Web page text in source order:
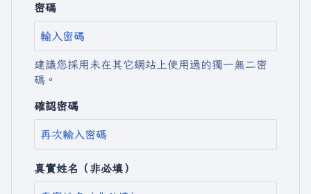
密碼
建議您採用未在其它網站上使用過的獨一無二密
碼。
確認密碼
真實姓名（非必填）